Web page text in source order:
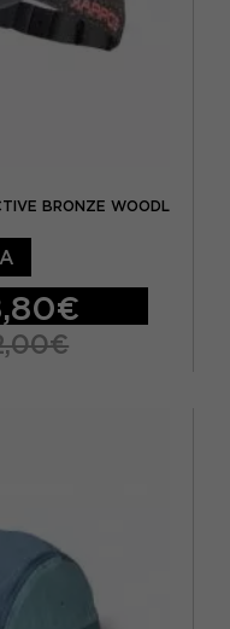
BRONZE WOODL